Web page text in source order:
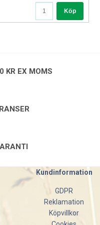
Köp
KR EX MOMS
Kundinformation
GDPR
Reklamation
Köpvillkor